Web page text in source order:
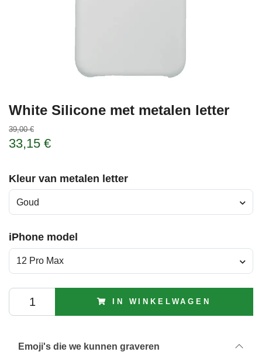
White Silicone met metalen letter
39,00 €
33,15 €
Kleur van metalen letter
Goud
iPhone model
12 Pro Max
IN WINKELWAGEN
Emoji's die we kunnen graveren